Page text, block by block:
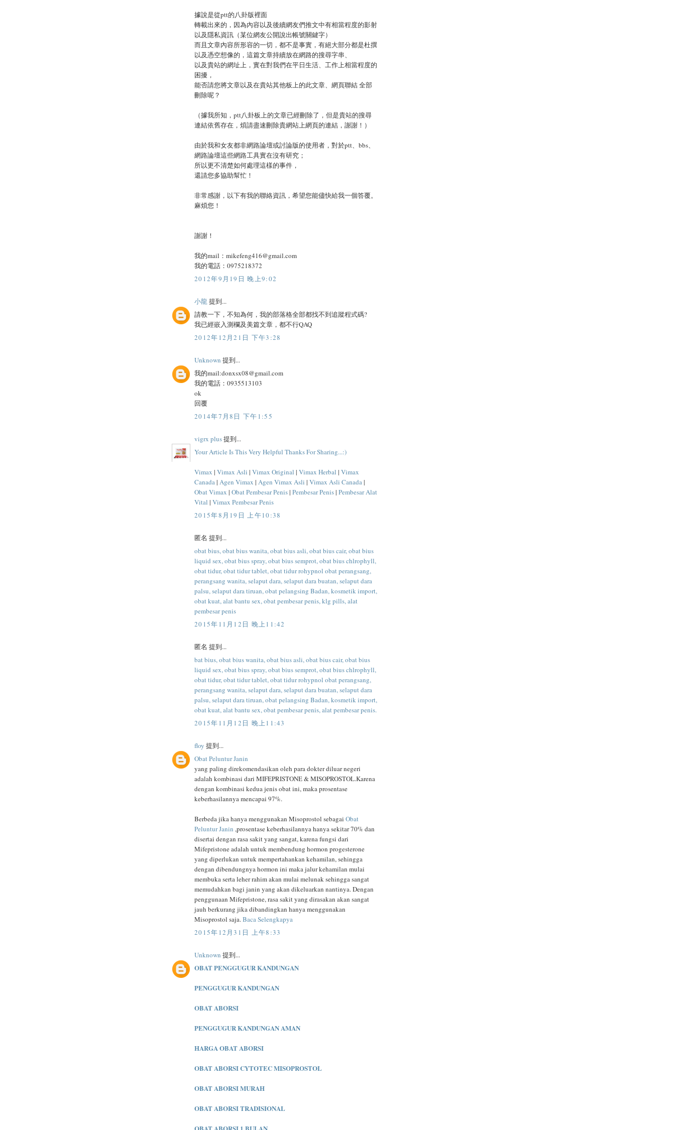
據說是從ptt的八卦版裡面
轉載出來的，因為內容以及後續網友們推文中有相當程度的影射
以及隱私資訊（某位網友公開說出帳號關鍵字）
而且文章內容所形容的一切，都不是事實，有絕大部分都是杜撰
以及憑空想像的，這篇文章持續放在網路的搜尋字串、
以及貴站的網址上，實在對我們在平日生活、工作上相當程度的
困擾，
能否請您將文章以及在貴站其他板上的此文章、網頁聯結 全部
刪除呢？
（據我所知，ptt八卦板上的文章已經刪除了，但是貴站的搜尋
連結依舊存在，煩請盡速刪除貴網站上網頁的連結，謝謝！）
由於我和女友都非網路論壇或討論版的使用者，對於ptt、bbs、
網路論壇這些網路工具實在沒有研究；
所以更不清楚如何處理這樣的事件，
還請您多協助幫忙！
非常感謝，以下有我的聯絡資訊，希望您能儘快給我一個答覆。
麻煩您！
謝謝！
我的mail： mikefeng416@gmail.com
我的電話：0975218372
2012年9月19日 晚上9:02
小龍 提到...
請教一下，不知為何，我的部落格全部都找不到追蹤程式碼?
我已經嵌入測欄及美篇文章，都不行QAQ
2012年12月21日 下午3:28
Unknown 提到...
我的mail:donxsx08@gmail.com
我的電話：0935513103
ok
回覆
2014年7月8日 下午1:55
vigrx plus提到...
YourArticle IsThisVery Helpful ThanksForSharing...:)
Vimax | Vimax Asli | Vimax Original | Vimax Herbal | Vimax
Canada| Agen Vimax | Agen Vimax Asli | Vimax Asli Canada|
Obat Vimax | Obat Pembesar Penis| Pembesar Penis| Pembesar Alat
Vital | Vimax Pembesar Penis
2015年8月19日 上午10:38
匿名 提到...
obat bius, obat bius wanita, obat bius asli, obat bius cair, obat bius
liquid sex, obat bius spray, obat bius semprot, obat bius chlrophyll,
obat tidur, obat tidur tablet, obat tidur rohypnol obat perangsang,
perangsang wanita, selaput dara, selaput dara buatan, selaput dara
palsu, selaput dara tiruan, obat pelangsing Badan, kosmetik import,
obat kuat, alat bantu sex, obat pembesar penis, klg pills, alat
pembesar penis
2015年11月12日 晚上11:42
匿名 提到...
bat bius, obat bius wanita, obat bius asli, obat bius cair, obat bius
liquid sex, obat bius spray, obat bius semprot, obat bius chlrophyll,
obat tidur, obat tidur tablet, obat tidur rohypnol obat perangsang,
perangsang wanita, selaput dara, selaput dara buatan, selaput dara
palsu, selaput dara tiruan, obat pelangsing Badan, kosmetik import,
obat kuat, alat bantu sex, obat pembesar penis, alat pembesar penis.
2015年11月12日 晚上11:43
floy 提到...
Obat Peluntur Janin
yang paling direkomendasikan oleh para dokter diluar negeri
adalah kombinasi dari MIFEPRISTONE & MISOPROSTOL.Karena
dengan kombinasi kedua jenis obat ini, maka prosentase
keberhasilannya mencapai 97%.
Berbeda jika hanya menggunakan Misoprostol sebagai Obat
Peluntur Janin ,prosentase keberhasilannya hanya sekitar 70% dan
disertai dengan rasa sakit yang sangat, karena fungsi dari
Mifepristone adalah untuk membendung hormon progesterone
yang diperlukan untuk mempertahankan kehamilan, sehingga
dengan dibendungnya hormon ini maka jalur kehamilan mulai
membuka serta leher rahim akan mulai melunak sehingga sangat
memudahkan bagi janin yang akan dikeluarkan nantinya. Dengan
penggunaan Mifepristone, rasa sakit yang dirasakan akan sangat
jauh berkurang jika dibandingkan hanya menggunakan
Misoprostol saja.Baca Selengkapya
2015年12月31日 上午8:33
Unknown 提到...
OBAT PENGGUGUR KANDUNGAN
PENGGUGUR KANDUNGAN
OBAT ABORSI
PENGGUGUR KANDUNGAN AMAN
HARGA OBAT ABORSI
OBAT ABORSI CYTOTEC MISOPROSTOL
OBAT ABORSI MURAH
OBAT ABORSI TRADISIONAL